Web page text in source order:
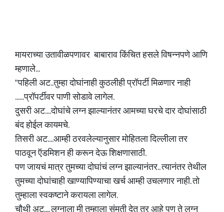
मायराच्या उतावीळपणावर बाबाराव किंचित हसले विषन्नपणे आणि
म्हणाले...
"पहिली अट..तुम्हा दोघांनाही कुठलीही प्रॉपर्टी मिळणार नाही
......प्रॉपर्टीवर पाणी सोडावे लागेल.
दुसरी अट....दोघांचे लग्न झाल्यानंतर आमच्या घरचे दार दोघांसाठी
बंद होईल कायमचे.
तिसरी अट....आम्ही ठरवलेल्यानुसार मोहितला दिल्लीला तर
पाठवून ऍडमिशन ही करून देऊ शिक्षणासाठी.
पण जायचं मात्र तुमच्या दोघांचं लग्न झाल्यानंतर.. त्यानंतर तेथील
तुमच्या दोघांचाही खाण्यापिण्याचा खर्च आम्ही उचलणार नाही. तो
तुम्हाला स्वकष्टाने करायला लागेल.